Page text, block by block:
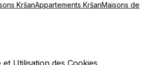
KršanAppartements KršanMaisons de
et Utilisation des Cookies